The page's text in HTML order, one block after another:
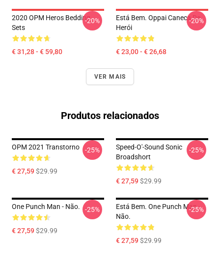
2020 OPM Heros Bedding
Sets
€ 31,28 - € 59,80
-20%
Está Bem. Oppai Caneca De
Herói
€ 23,00 - € 26,68
-20%
VER MAIS
Produtos relacionados
OPM 2021 Transtorno
€ 27,59$29.99
-25%
Speed-O'-Sound Sonic
Broadshort
€ 27,59$29.99
-25%
One Punch Man - Não.
€ 27,59$29.99
-25%
Está Bem. One Punch Man -
Não.
€ 27,59$29.99
-25%